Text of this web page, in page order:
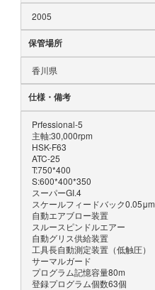
2005
保管場所
香川県
仕様・備考
Prfessional-5
主軸:30,000rpm
HSK-F63
ATC-25
T:750*400
S:600*400*350
スーパーGI.4
スケールフィードバック0.05μm
自動エアブロー装置
スルースピンドルエアー
自動グリス供給装置
工具長自動測定装置（低触圧）
サーマルガード
プログラム記憶容量80m
登録プログラム個数63個